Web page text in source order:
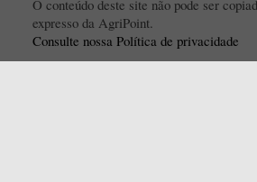
O conteúdo deste site não pode ser
expresso da AgriPoint.
Consulte nossa Política de privacidade